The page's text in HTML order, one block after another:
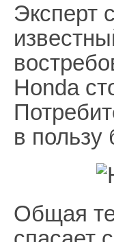
Эксперт
Honda
в
Общая